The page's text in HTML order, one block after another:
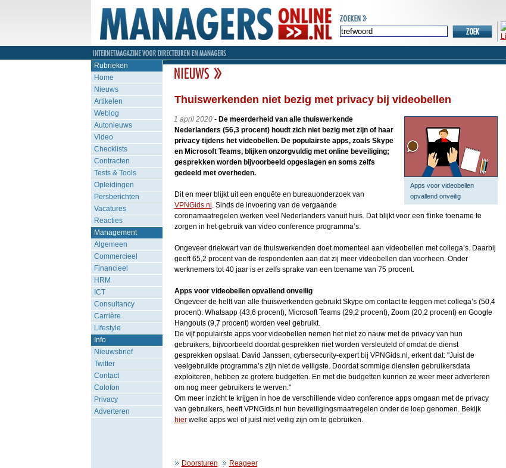
Rubrieken
Home
Nieuws
Artikelen
Weblog
Autonieuws
Video
Checklists
Contracten
Tests & Tools
Opleidingen
Persberichten
Vacatures
Reacties
Management
Algemeen
Commercieel
Financieel
HRM
ICT
Consultancy
Carrière
Lifestyle
Info
Nieuwsbrief
Twitter
Contact
Colofon
Privacy
Adverteren
Thuiswerkenden niet bezig met privacy bij videobellen
Apps voor videobellen
opvallend onveilig
1 april 2020- De meerderheid van alle thuiswerkende
Nederlanders (56,3 procent) houdt zich niet bezig met zijn of haar
privacy tijdens het videobellen. De populairste apps, zoals Skype
en Microsoft Teams, blijken onzorgvuldig met online beveiliging;
gesprekken worden bijvoorbeeld opgeslagen en soms zelfs
gedeeld met overheden.
Dit en meer blijkt uit een enquête en bureauonderzoek van
VPNGids.nl . Sinds de invoering van de vergaande
coronamaatregelen werken veel Nederlanders vanuit huis. Dat blijkt voor een flinke toename te
zorgen in het gebruik van video conference programma’s.
Ongeveer driekwart van de thuiswerkenden doet momenteel aan videobellen met collega’s. Daarbij
geeft 65,2 procent van de respondenten aan dat zij meer videobellen dan voorheen. Onder
werknemers tot 40 jaar is er zelfs sprake van een toename van 75 procent.
Apps voor videobellen opvallend onveilig
Ongeveer de helft van alle thuiswerkenden gebruikt Skype om contact te leggen met collega’s (50,4
procent). Whatsapp (43,6 procent), Microsoft Teams (29,2 procent), Zoom (20,2 procent) en Google
Hangouts (9,7 procent) worden veel gebruikt.
De vijf populairste apps voor videobellen nemen het niet zo nauw met de privacy van hun
gebruikers, bijvoorbeeld doordat gesprekken niet worden versleuteld of omdat de dienst
gesprekken opslaat. David Janssen, cybersecurity-expert bij VPNGids.nl, erkent dat: "Juist de
veelgebruikte programma’s zijn niet de veiligste. Doordat sommige diensten gebruikersdata
exploiteren, hebben ze grotere budgetten. En met die budgetten kunnen ze weer meer adverteren
om nog meer gebruikers te werven."
Om meer inzicht te krijgen in hoe de verschillende video conference apps omgaan met de privacy
van gebruikers, heeft VPNGids.nl hun beveiligingsmaatregelen onder de loep genomen. Bekijk
hierwelke apps wel of juist niet veilig zijn om te gebruiken.
Doorsturen Reageer